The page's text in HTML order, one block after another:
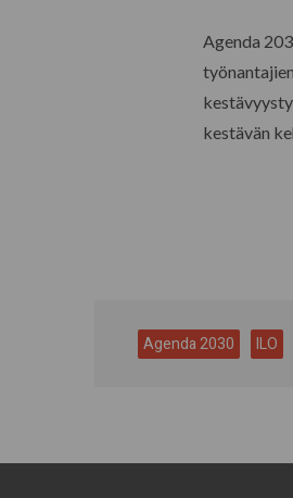
Agenda
kestävän
Agenda 2030 ILO